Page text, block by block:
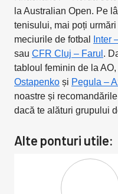
la Australian Open. Pe
tenisului, mai poți
meciurile de fotbal
Inter
sau CFR Cluj – Farul .
tabloul feminin de la
Ostapenko și Pegula –
noastre și
dacă te alături grupului
Alte ponturi utile: